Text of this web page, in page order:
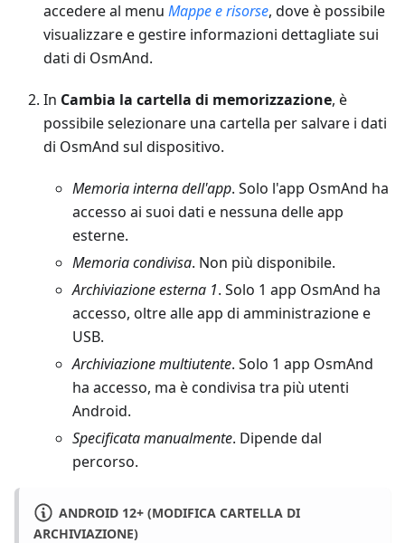
accedere al menu Mappe e risorse, dove è possibile
visualizzare e gestire informazioni dettagliate sui
dati di OsmAnd.
In Cambia la cartella di memorizzazione, è
possibile selezionare una cartella per salvare i dati
di OsmAnd sul dispositivo.
Memoria interna dell'app. Solo l'app OsmAnd ha
accesso ai suoi dati e nessuna delle app
esterne.
Memoria condivisa. Non più disponibile.
Archiviazione esterna 1. Solo 1 app OsmAnd ha
accesso, oltre alle app di amministrazione e
USB.
Archiviazione multiutente. Solo 1 app OsmAnd
ha accesso, ma è condivisa tra più utenti
Android.
Specificata manualmente. Dipende dal
percorso.
ANDROID 12+ (MODIFICA CARTELLA DI
ARCHIVIAZIONE)